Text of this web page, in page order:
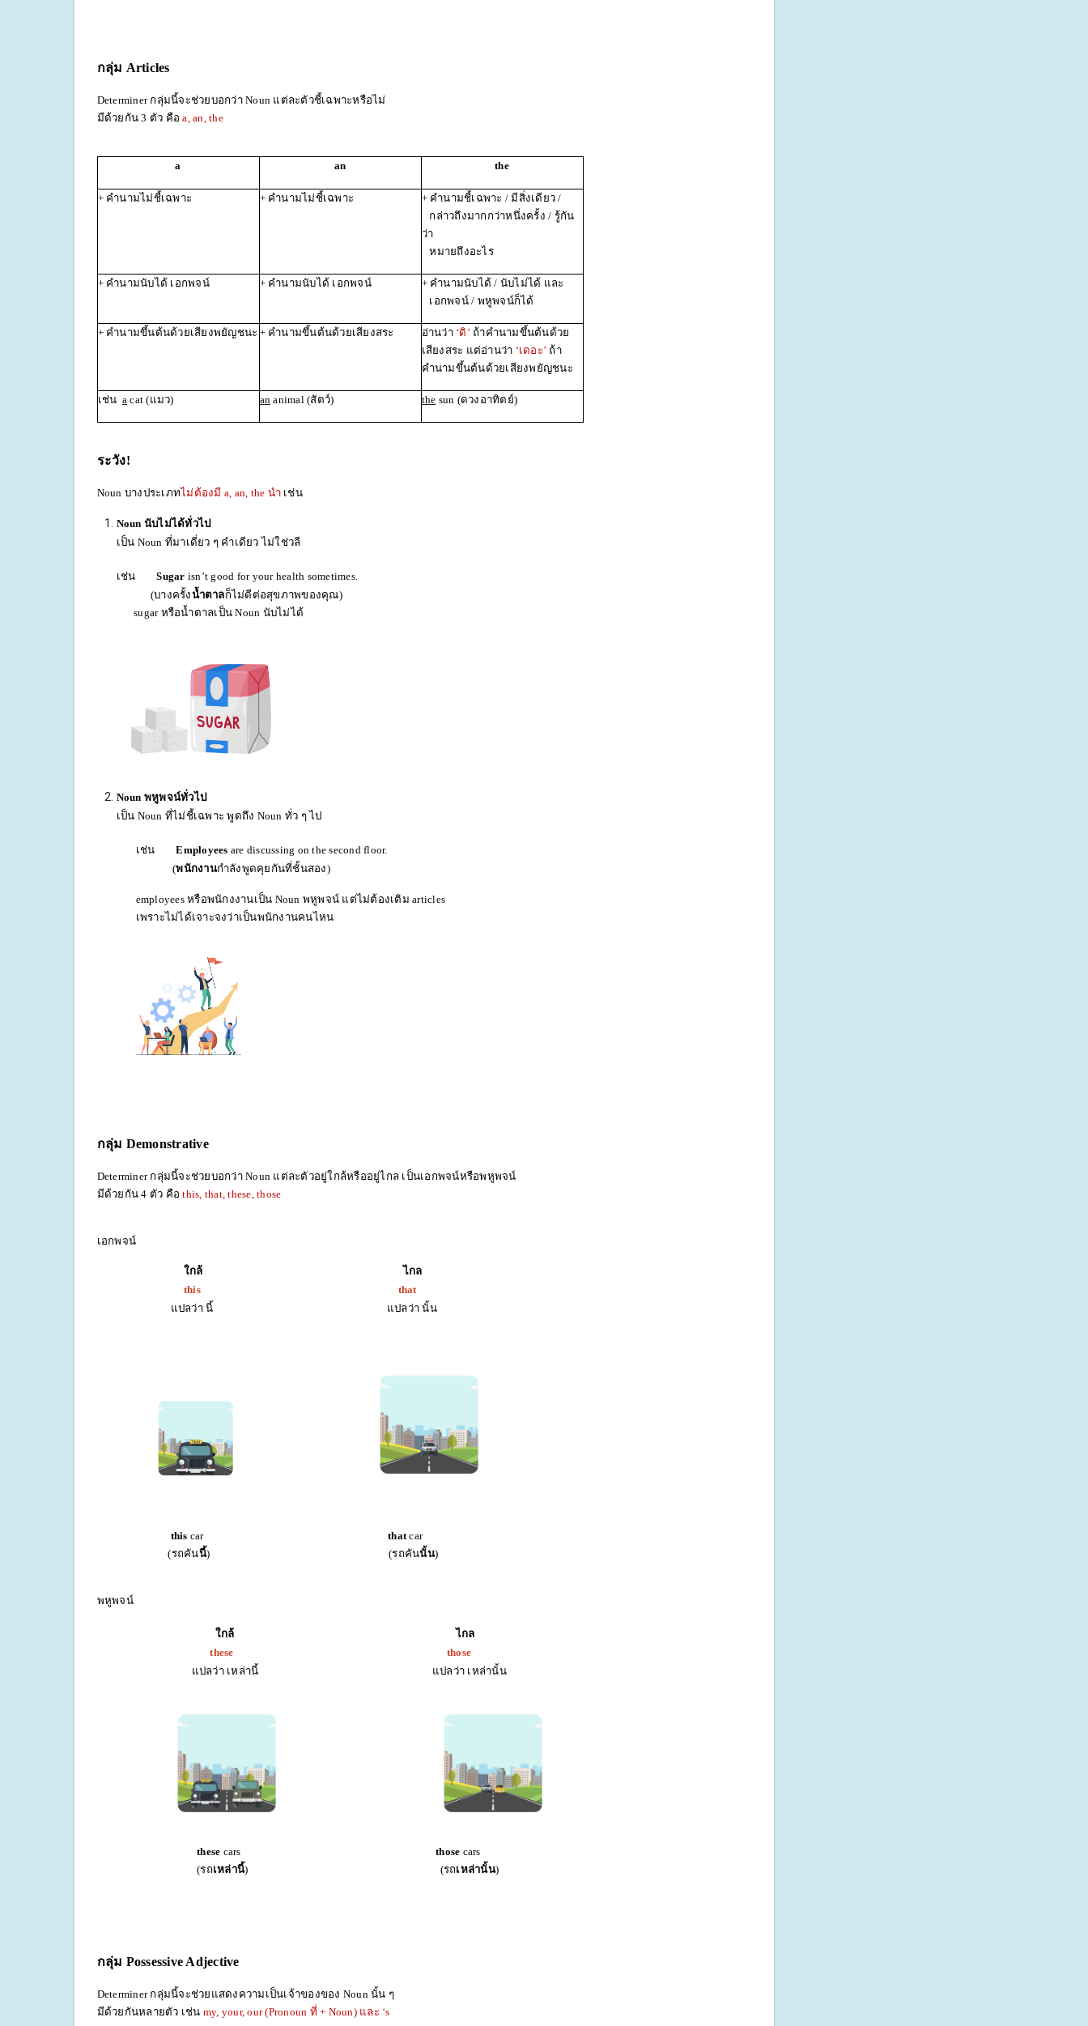
กลุ่ม Articles
Determiner กลุ่มนี้จะช่วยบอกว่า Noun แต่ละตัวชี้เฉพาะหรือไม่
มีด้วยกัน 3 ตัว คือa, an, the
a an the
+ คำนามไม่ชี้เฉพาะ + คำนามไม่ชี้เฉพาะ
+ คำนามชี้เฉพาะ / มีสิ่งเดียว /
กล่าวถึงมากกว่าหนึ่งครั้ง / รู้กัน
ว่า
หมายถึงอะไร
+ คำนามนับได้ เอกพจน์ + คำนามนับได้ เอกพจน์
+ คำนามนับได้ / นับไม่ได้ และ
เอกพจน์ / พหูพจน์ก็ได้
+ คำนามขึ้นต้นด้วยเสียงพยัญชนะ + คำนามขึ้นต้นด้วยเสียงสระ อ่านว่า ‘ดิ’ ถ้าคำนามขึ้นต้นด้วย
เสียงสระ แต่อ่านว่า ‘เดอะ’ ถ้า
คำนามขึ้นต้นด้วยเสียงพยัญชนะ
เช่น a cat (แมว) an animal (สัตว์) the sun (ดวงอาทิตย์)
ระวัง!
Noun บางประเภทไม่ต้องมี a, an, the นำ เช่น
Noun นับไม่ได้ทั่วไป
เป็น Noun ที่มาเดี่ยว ๆ คำเดียว ไม่ใช่วลี
เช่นSugar isn’t good for your health sometimes.
(บางครั้งน้ำตาลก็ไม่ดีต่อสุขภาพของคุณ)
sugar หรือน้ำตาลเป็น Noun นับไม่ได้
Noun พหูพจน์ทั่วไป
เป็น Noun ที่ไม่ชี้เฉพาะ พูดถึง Noun ทั่ว ๆ ไป
เช่นEmployees are discussing on the second floor.
(พนักงานกำลังพูดคุยกันที่ชั้นสอง)
employees หรือพนักงงานเป็น Noun พหูพจน์ แต่ไม่ต้องเติม articles
เพราะไม่ได้เจาะจงว่าเป็นพนักงานคนไหน
กลุ่ม Demonstrative
Determiner กลุ่มนี้จะช่วยบอกว่า Noun แต่ละตัวอยู่ใกล้หรืออยู่ไกล เป็นเอกพจน์หรือพหูพจน์
มีด้วยกัน 4 ตัว คือthis, that, these, those
เอกพจน์
ใกล้ ไกล
this that
แปลว่า นี้ แปลว่า นั้น
this car thatcar
(รถคันนี้) (รถคันนั้น)
พหูพจน์
ใกล้ ไกล
these those
แปลว่า เหล่านี้ แปลว่า เหล่านั้น
these cars those cars
(รถเหล่านี้) (รถเหล่านั้น)
กลุ่ม Possessive Adjective
Determiner กลุ่มนี้จะช่วยแสดงความเป็นเจ้าของของ Noun นั้น ๆ
มีด้วยกันหลายตัว เช่น my, your, our (Pronoun ที่ + Noun) และ ‘s